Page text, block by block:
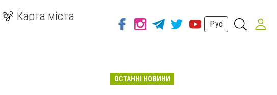
Карта міста
Рус
ОСТАННІ НОВИНИ